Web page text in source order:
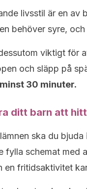
livsstil är en av
behöver syre,
viktigt för
och släpp på
30 minuter.
ditt barn att
ska du
fylla schemat med
en fritidsaktivitet